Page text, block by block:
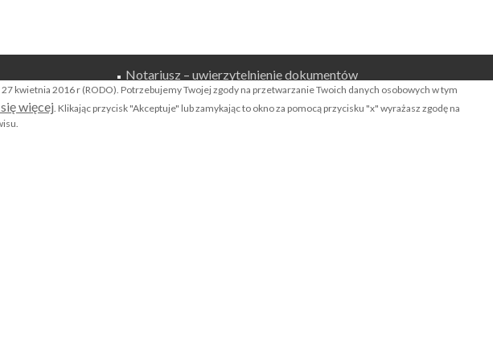
KRS?
Notariusz – uwierzytelnienie dokumentów
OnLine
Polityka prywatności serwisu RODO
kwietnia 2016 r (RODO). Potrzebujemy Twojej zgody na przetwarzanie Twoich danych osobowych w tym
więcej. Klikając przycisk "Akceptuje" lub zamykając to okno za pomocą przycisku "x" wyrażasz zgodę na